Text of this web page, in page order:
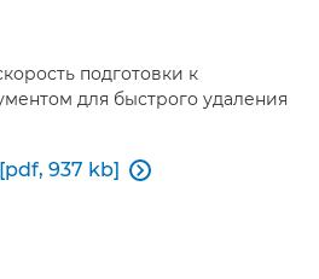
подготовки к
для быстрого удаления
937 kb] 